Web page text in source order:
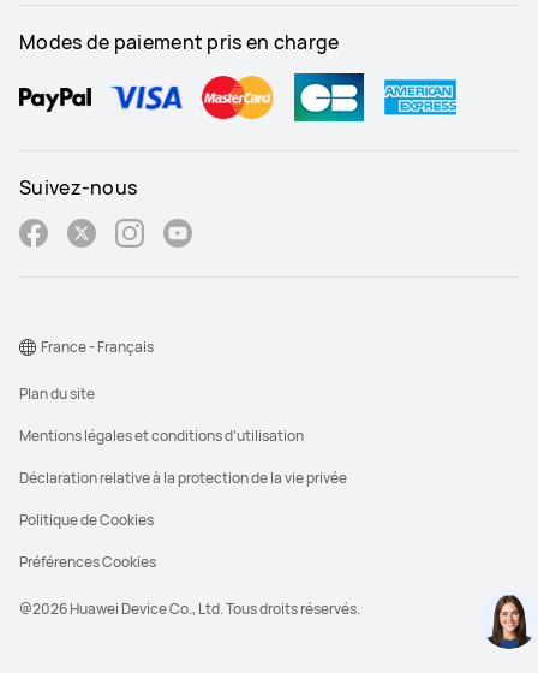
Modes de paiement pris en charge
Suivez-nous
@2026 Huawei Device Co., Ltd. Tous droits réservés.
Plan du site
Mentions légales et conditions d’utilisation
Déclaration relative à la protection de la vie privée
Politique de Cookies
Préférences Cookies
France - Français